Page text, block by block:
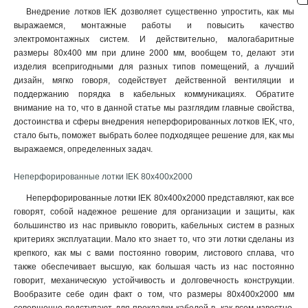
80х300х2000-2.0 2
80х200х2500-2.0 2
80х200х3000-2.0
80х200х2000-2.0 2
80х150х2500-2.0 2
80х150х3000-2.0 2
80х150х2000-2.0 2
50х600х2500-2.0
50х500х2500-2.0
50х500х3000-2.0 2
50х500х2000-2.0 2
50х400х2500-2.0 2
50х400х3000-2.0
50х300х2500-2.0 2
50х300х3000-2.0 2
Внедрение лотков IEK дозволяет существенно упростить, как мы
выражаемся, монтажные работы и повысить качество
электромонтажных систем. И действительно, малогабаритные
размеры 80х400 мм при длине 2000 мм, вообщем то, делают эти
изделия всепригодными для разных типов помещений, а лучший
дизайн, мягко говоря, содействует действенной вентиляции и
поддержанию порядка в кабельных коммуникациях. Обратите
внимание на то, что в данной статье мы разглядим главные свойства,
достоинства и сферы внедрения неперфорированных лотков IEK, что,
стало быть, поможет выбрать более подходящее решение для, как мы
выражаемся, определенных задач.
Неперфорированные лотки IEK 80х400х2000
Неперфорированные лотки IEK 80х400х2000 представляют, как все
говорят, собой надежное решение для организации и защиты, как
большинство из нас привыкло говорить, кабельных систем в разных
критериях эксплуатации. Мало кто знает то, что эти лотки сделаны из
крепкого, как мы с вами постоянно говорим, листового сплава, что
также обеспечивает высшую, как большая часть из нас постоянно
говорит, механическую устойчивость и долговечность конструкции.
Вообразите себе один факт о том, что размеры 80х400х2000 мм